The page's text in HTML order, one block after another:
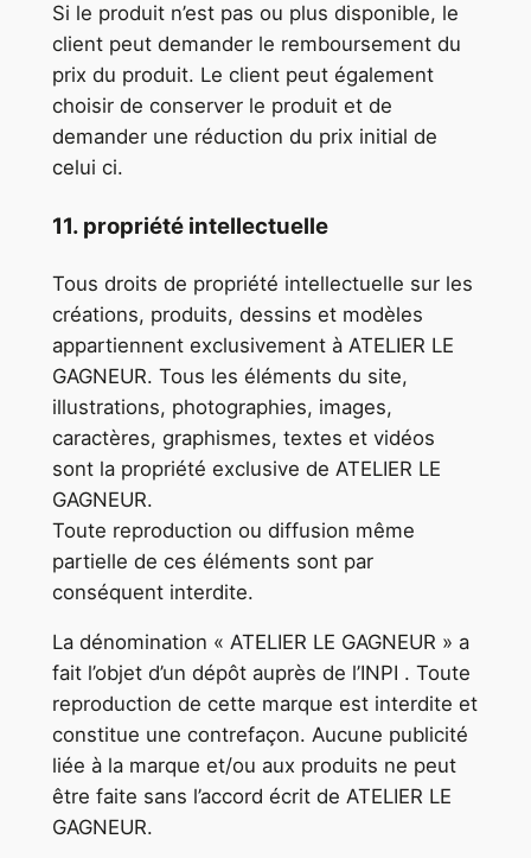
Si le produit n’est pas ou plus disponible, le
client peut demander le remboursement du
prix du produit. Le client peut également
choisir de conserver le produit et de
demander une réduction du prix initial de
celui ci.
11. propriété intellectuelle
Tous droits de propriété intellectuelle sur les
créations, produits, dessins et modèles
appartiennent exclusivement à ATELIER LE
GAGNEUR. Tous les éléments du site,
illustrations, photographies, images,
caractères, graphismes, textes et vidéos
sont la propriété exclusive de ATELIER LE
GAGNEUR.
Toute reproduction ou diffusion même
partielle de ces éléments sont par
conséquent interdite.
La dénomination « ATELIER LE GAGNEUR » a
fait l’objet d’un dépôt auprès de l’INPI . Toute
reproduction de cette marque est interdite et
constitue une contrefaçon. Aucune publicité
liée à la marque et/ou aux produits ne peut
être faite sans l’accord écrit de ATELIER LE
GAGNEUR.